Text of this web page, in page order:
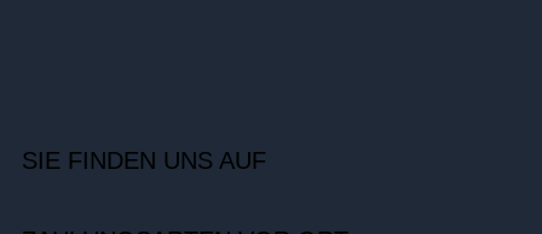
SIE FINDEN UNS AUF